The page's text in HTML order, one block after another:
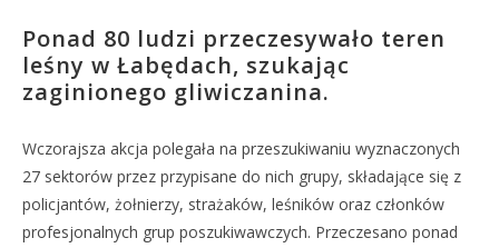
Ponad 80 ludzi przeczesywało teren
leśny w Łabędach, szukając
zaginionego gliwiczanina.
Wczorajsza akcja polegała na przeszukiwaniu wyznaczonych
27 sektorów przez przypisane do nich grupy, składające się z
policjantów, żołnierzy, strażaków, leśników oraz członków
profesjonalnych grup poszukiwawczych. Przeczesano ponad